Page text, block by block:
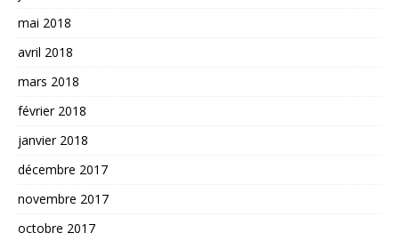
mai 2018
avril 2018
mars 2018
février 2018
janvier 2018
décembre 2017
novembre 2017
octobre 2017